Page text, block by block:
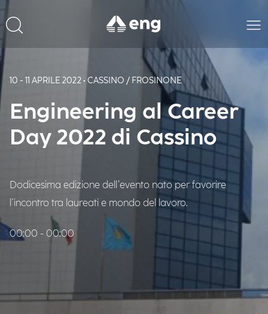
10 - 11 APRILE 2022 • CASSINO / FROSINONE
Engineering al Career
Day 2022 di Cassino
Dodicesima edizione dell’evento nato per favorire
l'incontro tra laureati e mondo del lavoro.
00:00 - 00:00